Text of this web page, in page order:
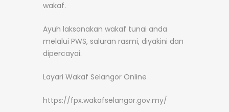
wakaf.
Ayuh laksanakan wakaf tunai anda
melalui PWS, saluran rasmi, diyakini dan
dipercayai.
Layari Wakaf Selangor Online
https://fpx.wakafselangor.gov.my/